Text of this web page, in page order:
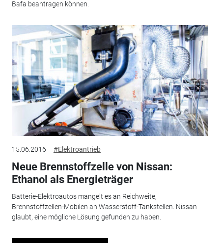
Bafa beantragen können.
15.06.2016 #Elektroantrieb
Neue Brennstoffzelle von Nissan:
Ethanol als Energieträger
Batterie-Elektroautos mangelt es an Reichweite,
Brennstoffzellen-Mobilen an Wasserstoff-Tankstellen. Nissan
glaubt, eine mögliche Lösung gefunden zu haben.